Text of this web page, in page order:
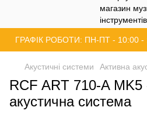
ГРАФІК РОБОТИ: ПН-ПТ - 10:00
Акустичні системи Активна
RCF ART 710-A MK5
акустична система